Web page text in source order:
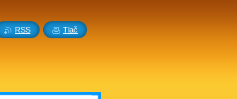
RSS Tlač